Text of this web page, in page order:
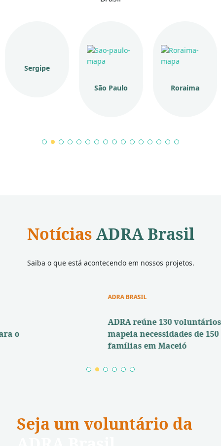
Sergipe
São Paulo Roraima
3 4 5 6 7 8 9 10111213141516
Notícias ADRA Brasil
Saiba o que está acontecendo em nossos projetos.
ADRA BRASIL
ADRA reúne 130 voluntários e
mapeia necessidades de 150
famílias em Maceió
3 4 5 6
Seja um voluntário da